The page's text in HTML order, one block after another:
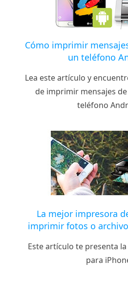
Cómo imprimir
un teléfono
Lea este artículo y
de imprimir mensajes
teléfono
La mejor impresora
imprimir fotos o
Este artículo te presenta
para